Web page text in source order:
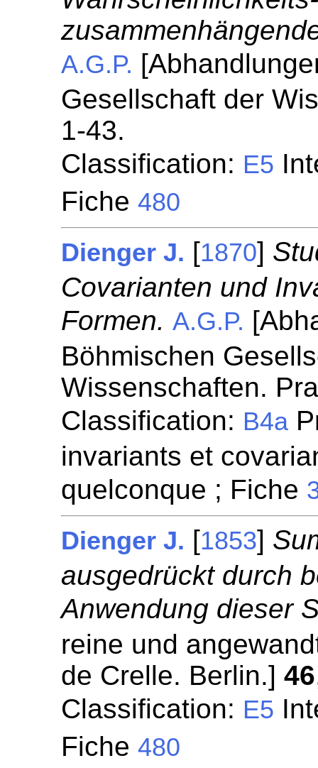
A.G.P.
Gesellschaft der
1-43.
Classification: E5
Fiche480
Dienger J. [1870]
Covarianten und
Formen. A.G.P.
Böhmischen
Wissenschaften.
Classification: B4a
invariants et
quelconque ; Fiche
Dienger J. [1853]
ausgedrückt durch
Anwendung dieser
reine und
de Crelle. Berlin.]46
Classification: E5
Fiche480